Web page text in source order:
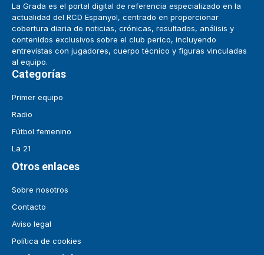
La Grada es el portal digital de referencia especializado en la
actualidad del RCD Espanyol, centrado en proporcionar
cobertura diaria de noticias, crónicas, resultados, análisis y
contenidos exclusivos sobre el club perico, incluyendo
entrevistas con jugadores, cuerpo técnico y figuras vinculadas
al equipo.
Categorías
Primer equipo
Radio
Fútbol femenino
La 21
Otros enlaces
Sobre nosotros
Contacto
Aviso legal
Política de cookies